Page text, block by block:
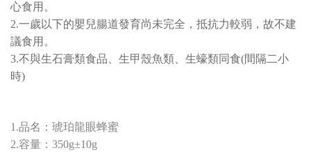
心食用。
2.一歲以下的嬰兒腸道發育尚未完全，抵抗力較弱，故不建
議食用。
3.不與生石膏類食品、生甲殼魚類、生蠔類同食(間隔二小
時)
1.品名：琥珀龍眼蜂蜜
2.容量：350g±10g